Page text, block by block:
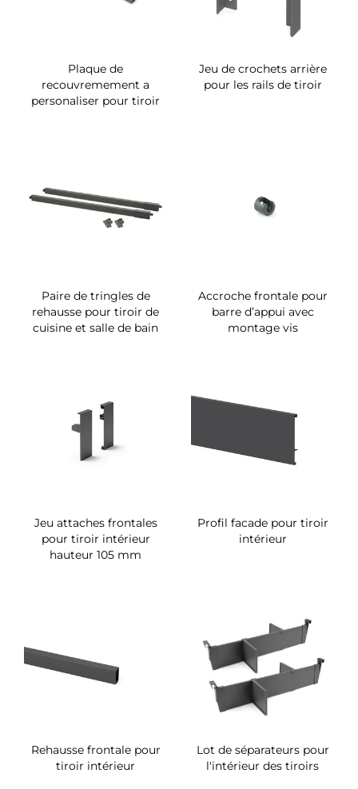
Plaque de
recouvremement a
personaliser pour tiroir
Jeu de crochets arrière
pour les rails de tiroir
Paire de tringles de
rehausse pour tiroir de
cuisine et salle de bain
Accroche frontale pour
barre d’appui avec
montage vis
Jeu attaches frontales
pour tiroir intérieur
hauteur 105 mm
Profil facade pour tiroir
intérieur
Rehausse frontale pour
tiroir intérieur
Lot de séparateurs pour
l'intérieur des tiroirs